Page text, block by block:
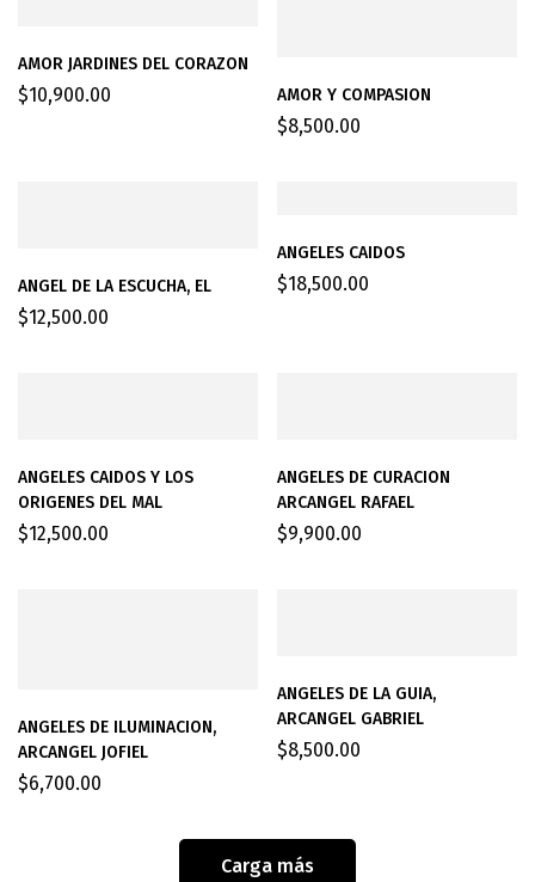
AMOR JARDINES DEL CORAZON
$10,900.00 AMOR Y COMPASION
$8,500.00
ANGEL DE LA ESCUCHA, EL
$12,500.00
ANGELES CAIDOS
$18,500.00
ANGELES CAIDOS Y LOS
ORIGENES DEL MAL
$12,500.00
ANGELES DE CURACION
ARCANGEL RAFAEL
$9,900.00
ANGELES DE ILUMINACION,
ARCANGEL JOFIEL
$6,700.00
ANGELES DE LA GUIA,
ARCANGEL GABRIEL
$8,500.00
Carga más